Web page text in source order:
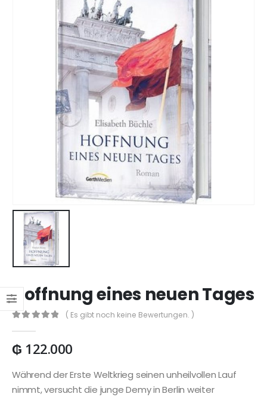
Hoffnung eines neuen Tages
( Es gibt noch keine Bewertungen. )
₲ 122.000
Während der Erste Weltkrieg seinen unheilvollen Lauf
nimmt, versucht die junge Demy in Berlin weiter